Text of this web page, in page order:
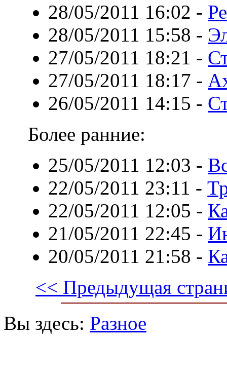
28/05/2011 16:02 -
28/05/2011 15:58 -
27/05/2011 18:21 -
27/05/2011 18:17 -
26/05/2011 14:15 -
Более ранние:
25/05/2011 12:03 -
22/05/2011 23:11 -
22/05/2011 12:05 -
21/05/2011 22:45 -
20/05/2011 21:58 -
<< Предыдущая
Вы здесь: Разное